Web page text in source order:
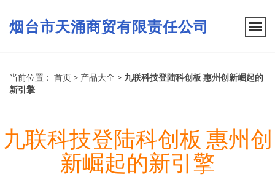
烟台市天涌商贸有限责任公司
当前位置： 首页 > 产品大全 > 九联科技登陆科创板 惠州创新崛起的
新引擎
九联科技登陆科创板 惠州创
新崛起的新引擎